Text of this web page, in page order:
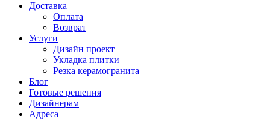
Доставка
Оплата
Возврат
Услуги
Дизайн проект
Укладка плитки
Резка керамогранита
Блог
Готовые решения
Дизайнерам
Адреса